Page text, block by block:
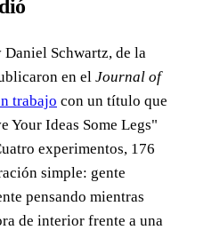
Schwartz, de la
en el Journal of
trabajo con un título que
Your Ideas Some Legs"
experimentos, 176
simple: gente
pensando mientras
de interior frente a una